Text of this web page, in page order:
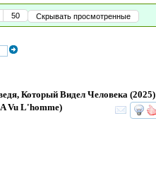
50 Скрывать просмотренные
Который Видел Человека(2025)
Vu L'homme)